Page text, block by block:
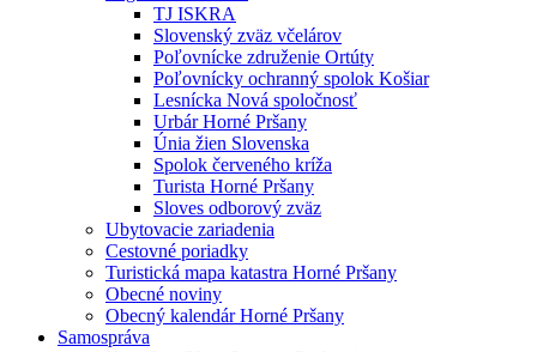
TJ ISKRA
Slovenský zväz včelárov
Poľovnícke združenie Ortúty
Poľovnícky ochranný spolok Košiar
Lesnícka Nová spoločnosť
Urbár Horné Pršany
Únia žien Slovenska
Spolok červeného kríža
Turista Horné Pršany
Sloves odborový zväz
Ubytovacie zariadenia
Cestovné poriadky
Turistická mapa katastra Horné Pršany
Obecné noviny
Obecný kalendár Horné Pršany
Samospráva